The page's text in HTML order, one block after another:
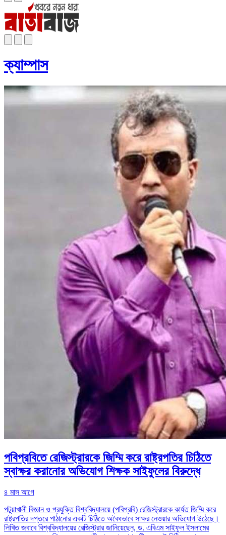
ক্যাম্পাস
পবিপ্রবিতে রেজিস্ট্রারকে জিম্মি করে রাষ্ট্রপতির চিঠিতে
স্বাক্ষর করানোর অভিযোগ শিক্ষক সাইফুলের বিরুদ্ধে
৪ মাস আগে
পটুয়াখালী বিজ্ঞান ও প্রযুক্তি বিশ্ববিদ্যালয়ে (পবিপ্রবি) রেজিস্ট্রারকে কার্যত জিম্মি করে
রাষ্ট্রপতির দপ্তরে পাঠানোর একটি চিঠিতে অবৈধভাবে সাক্ষর নেওয়ার অভিযোগ উঠেছে।
লিখিত জবাবে বিশ্ববিদ্যালয়ের রেজিস্ট্রার জানিয়েছেন, ড. এবিএম সাইফুল ইসলামের